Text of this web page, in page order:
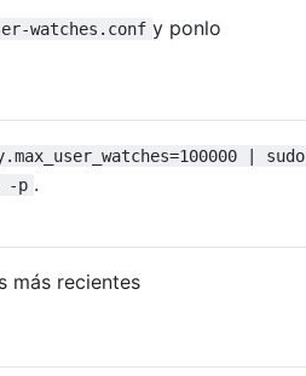
watches.conf y ponlo
|
-p .
más recientes